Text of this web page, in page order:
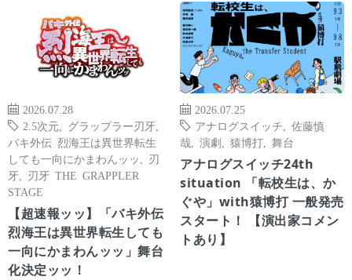
2026.07.28
2.5次元
グラップラー刃牙
バキ外伝 烈海王は異世界転生
しても一向にかまわんッッ
刃
牙
刃牙 THE GRAPPLER
STAGE
【超速報ッッ】「バキ外伝
烈海王は異世界転生しても
一向にかまわんッッ」舞台
化決定ッッ！
2026.07.25
アナログスイッチ
佐藤慎
哉
演劇 猿博打 舞台
アナログスイッチ24th
situation 「転校生は、か
ぐや」with猿博打 一般発売
スタート！ 【演出家コメン
トあり】